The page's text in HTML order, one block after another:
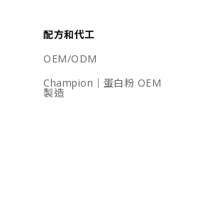
配方和代工
OEM/ODM
Champion｜蛋白粉 OEM
製造